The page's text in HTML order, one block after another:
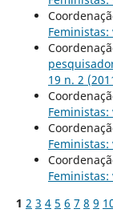
Feministas:
19 n. 2
Feministas:
Feministas:
Feministas:
1 2 3 4 5 6 7 8 9